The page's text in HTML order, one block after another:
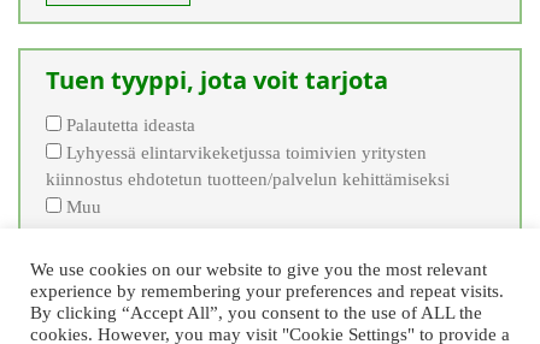
Tuen tyyppi, jota voit tarjota
Palautetta ideasta
Lyhyessä elintarvikeketjussa toimivien yritysten
kiinnostus ehdotetun tuotteen/palvelun kehittämiseksi
Muu
We use cookies on our website to give you the most relevant
experience by remembering your preferences and repeat visits.
By clicking “Accept All”, you consent to the use of ALL the
cookies. However, you may visit "Cookie Settings" to provide a